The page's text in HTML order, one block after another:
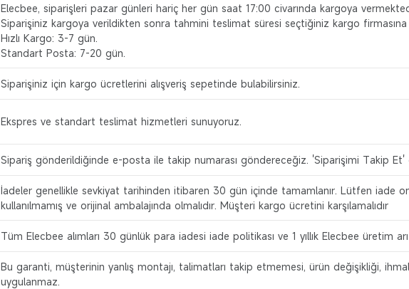
Elecbee, siparişleri pazar günleri hariç her gün saat 17:00 civarında kargoya
Siparişiniz kargoya verildikten sonra tahmini teslimat süresi seçtiğiniz kargo firmasına
Hızlı Kargo: 3-7 gün.
Standart Posta: 7-20 gün.
Siparişiniz için kargo ücretlerini alışveriş sepetinde bulabilirsiniz.
Ekspres ve standart teslimat hizmetleri sunuyoruz.
Sipariş gönderildiğinde e-posta ile takip numarası göndereceğiz. 'Siparişimi Takip
İadeler genellikle sevkiyat tarihinden itibaren 30 gün içinde tamamlanır. Lütfen iade
kullanılmamış ve orijinal ambalajında olmalıdır. Müşteri kargo ücretini karşılamalıdır
Tüm Elecbee alımları 30 günlük para iadesi iade politikası ve 1 yıllık Elecbee üretim
Bu garanti, müşterinin yanlış montajı, talimatları takip etmemesi, ürün değişikliği,
uygulanmaz.